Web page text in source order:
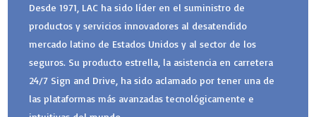
Desde 1971, LAC ha sido líder en el suministro de
productos y servicios innovadores al desatendido
mercado latino de Estados Unidos y al sector de los
seguros. Su producto estrella, la asistencia en carretera
24/7 Sign and Drive, ha sido aclamado por tener una de
las plataformas más avanzadas tecnológicamente e